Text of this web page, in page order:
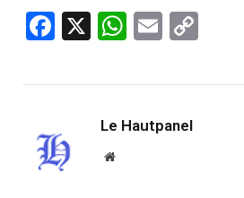
Facebook
X WhatsApp
Email
Le Hautpanel
Website